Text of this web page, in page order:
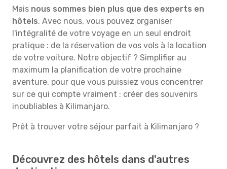
Mais nous sommes bien plus que des experts en
hôtels. Avec nous, vous pouvez organiser
l'intégralité de votre voyage en un seul endroit
pratique : de la réservation de vos vols à la location
de votre voiture. Notre objectif ? Simplifier au
maximum la planification de votre prochaine
aventure, pour que vous puissiez vous concentrer
sur ce qui compte vraiment : créer des souvenirs
inoubliables à Kilimanjaro.
Prêt à trouver votre séjour parfait à Kilimanjaro ?
Découvrez des hôtels dans d'autres